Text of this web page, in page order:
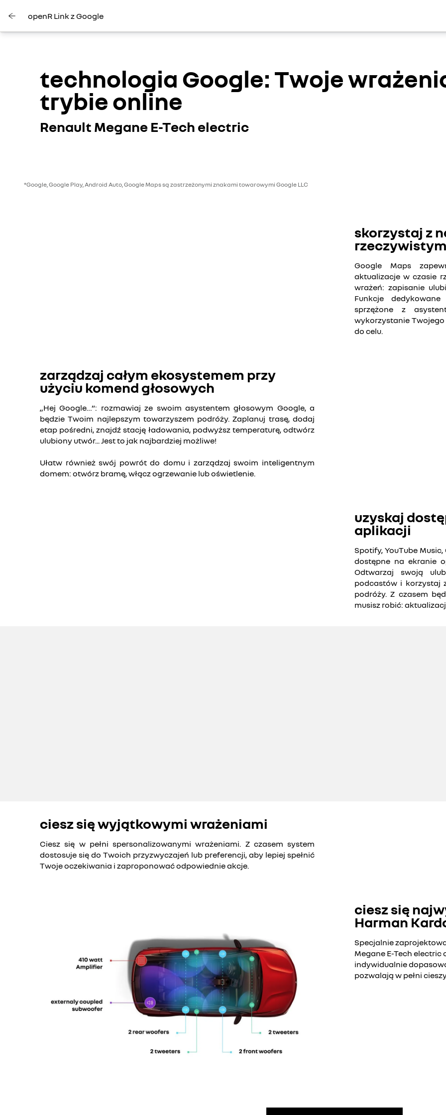
openR Link z Google
technologia Google: Twoje
trybie online
Renault Megane E-Tech electric
*Google, Google Play, Android Auto, Google Maps są zastrzeżonymi znakami towarowymi Google LLC
skorzystaj z
rzeczywistym
Google Maps
aktualizacje w czasie
wrażeń: zapisanie
Funkcje
sprzężone z
wykorzystanie
do celu.
zarządzaj całym ekosystemem przy
użyciu komend głosowych
„Hej Google…”: rozmawiaj ze swoim asystentem głosowym Google, a
będzie Twoim najlepszym towarzyszem podróży. Zaplanuj trasę, dodaj
etap pośredni, znajdź stację ładowania, podwyższ temperaturę, odtwórz
ulubiony utwór... Jest to jak najbardziej możliwe!
Ułatw również swój powrót do domu i zarządzaj swoim inteligentnym
domem: otwórz bramę, włącz ogrzewanie lub oświetlenie.
uzyskaj
aplikacji
Spotify, YouTube
dostępne na ekranie
Odtwarzaj swoją
podcastów i korzystaj
podróży. Z czasem
musisz robić:
ciesz się wyjątkowymi wrażeniami
Ciesz się w pełni spersonalizowanymi wrażeniami. Z czasem system
dostosuje się do Twoich przyzwyczajeń lub preferencji, aby lepiej spełnić
Twoje oczekiwania i zaproponować odpowiednie akcje.
ciesz się
Harman
Specjalnie
Megane E-Tech
indywidualnie
pozwalają w pełni